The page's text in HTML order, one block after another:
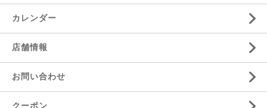
カレンダー
店舗情報
お問い合わせ
クーポン